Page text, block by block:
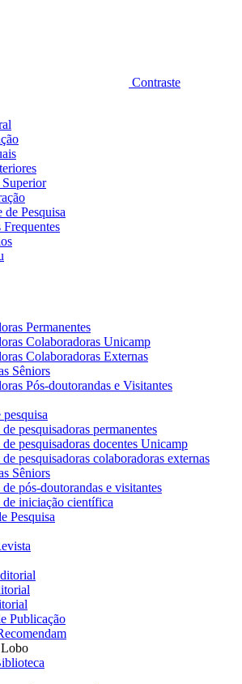
Contraste
de Pesquisa
Frequentes
Permanentes
Colaboradoras Unicamp
Colaboradoras Externas
Sêniors
Pós-doutorandas e Visitantes
de pesquisadoras permanentes
de pesquisadoras docentes Unicamp
de pesquisadoras colaboradoras externas
Sêniors
de pós-doutorandas e visitantes
de iniciação científica
Pesquisa
Publicação